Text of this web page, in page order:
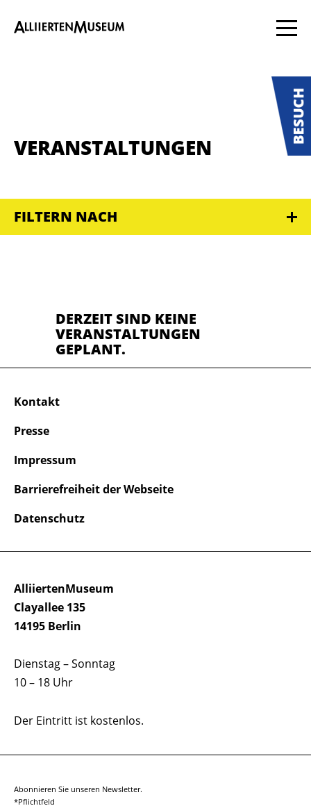
VERANSTALTUNGEN
FILTERN NACH
DERZEIT SIND KEINE
VERANSTALTUNGEN
GEPLANT.
AlliiertenMuseum
Clayallee 135
14195 Berlin
Dienstag – Sonntag
10 – 18 Uhr
Der Eintritt ist kostenlos.
Kontakt
Presse
Impressum
Barrierefreiheit der Webseite
Datenschutz
Abonnieren Sie unseren Newsletter.
*Pflichtfeld